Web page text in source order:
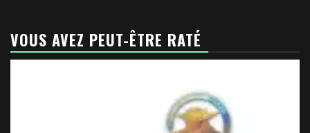
VOUS AVEZ PEUT-ÊTRE RATÉ